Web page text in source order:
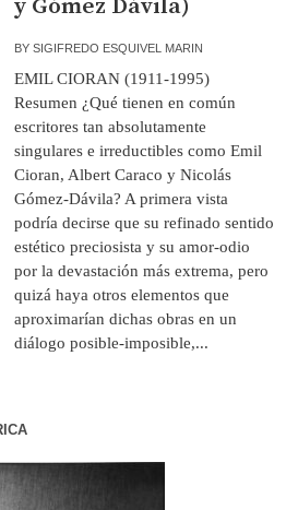
y Gómez Dávila)
BYSIGIFREDO ESQUIVEL MARIN
EMIL CIORAN (1911-1995)
Resumen ¿Qué tienen en común
escritores tan absolutamente
singulares e irreductibles como Emil
Cioran, Albert Caraco y Nicolás
Gómez-Dávila? A primera vista
podría decirse que su refinado sentido
estético preciosista y su amor-odio
por la devastación más extrema, pero
quizá haya otros elementos que
aproximarían dichas obras en un
diálogo posible-imposible,...